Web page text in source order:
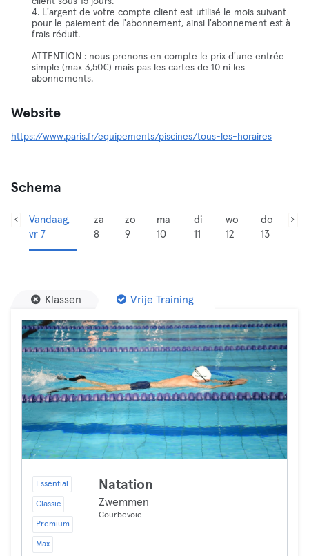
4. L'argent de votre compte client est utilisé le mois suivant
pour le paiement de l'abonnement, ainsi l'abonnement est à
frais réduit.
ATTENTION : nous prenons en compte le prix d'une entrée
simple (max 3,50€) mais pas les cartes de 10 ni les
abonnements.
Website
https://www.paris.fr/equipements/piscines/tous-les-horaires
Schema
Vandaag,
vr 7
za
8
zo
9
ma
10
di
11
wo
12
do
13
Klassen Vrije Training
Essential
Classic
Premium
Max
Natation
Zwemmen
Courbevoie